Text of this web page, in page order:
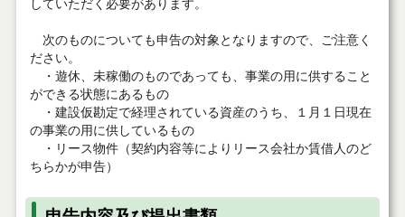
していただく必要があります。
次のものについても申告の対象となりますので、ご注意く
ださい。
・遊休、未稼働のものであっても、事業の用に供すること
ができる状態にあるもの
・建設仮勘定で経理されている資産のうち、１月１日現在
の事業の用に供しているもの
・リース物件（契約内容等によりリース会社か賃借人のど
ちらかが申告）